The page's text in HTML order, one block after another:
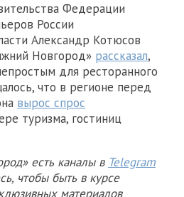
Федерации
России
Александр Котюсов
Новгород» рассказал,
для ресторанного
что в регионе перед
вырос спрос
туризма, гостиниц
есть каналы в Telegram
чтобы быть в курсе
материалов